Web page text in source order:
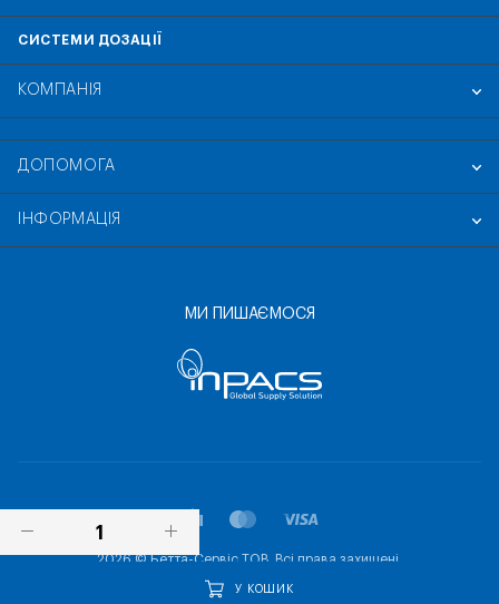
У КОШИК
СИСТЕМИ ДОЗАЦІЇ
КОМПАНІЯ
ДОПОМОГА
ІНФОРМАЦІЯ
МИ ПИШАЄМОСЯ
2026 © Бетта-Сервіс ТОВ. Всі права захищені.